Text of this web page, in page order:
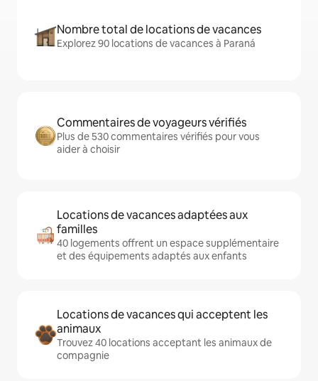
Nombre total de locations de vacances
Explorez 90 locations de vacances à Paraná
Commentaires de voyageurs vérifiés
Plus de 530 commentaires vérifiés pour vous
aider à choisir
Locations de vacances adaptées aux
familles
40 logements offrent un espace supplémentaire
et des équipements adaptés aux enfants
Locations de vacances qui acceptent les
animaux
Trouvez 40 locations acceptant les animaux de
compagnie